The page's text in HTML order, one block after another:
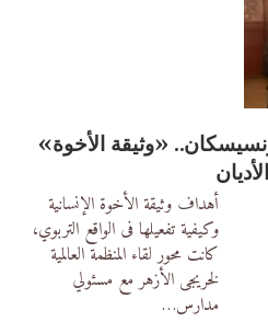
«وثيقة الأخوة»
أهداف وثيقة الأخوة الإنسانية
وكيفية تفعيلها فى الواقع التربوي،
كانت محور لقاء المنظمة العالمية
لخريجى الأزهر مع مسئولي
مدارس…